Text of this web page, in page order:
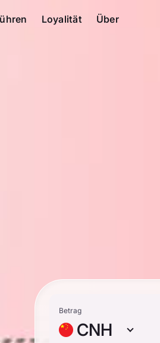
Loyalität Über
Betrag
CNH